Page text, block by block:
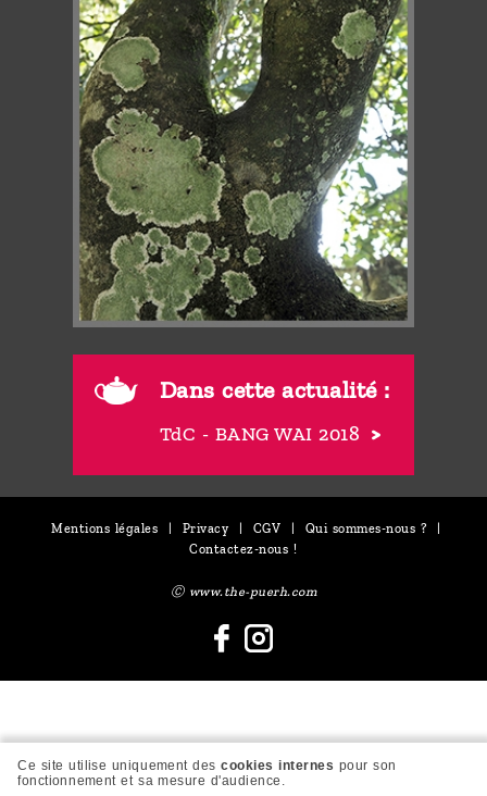
Dans cette actualité :
TdC - BANG WAI 2018
Mentions légales Privacy CGV Qui sommes-nous ?
Contactez-nous !
Ⓒ www.the-puerh.com
Ce site utilise uniquement descookies internes pour son
fonctionnement et sa mesure d'audience.